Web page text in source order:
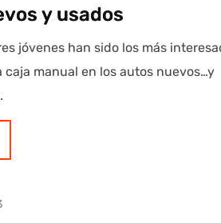
y usados
jóvenes han sido los más
caja manual en los autos nuevos…y